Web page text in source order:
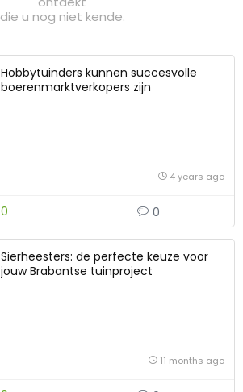
die u nog niet kende.
Hobbytuinders kunnen succesvolle
boerenmarktverkopers zijn
4 years ago
0 0
Sierheesters: de perfecte keuze voor
jouw Brabantse tuinproject
11 months ago